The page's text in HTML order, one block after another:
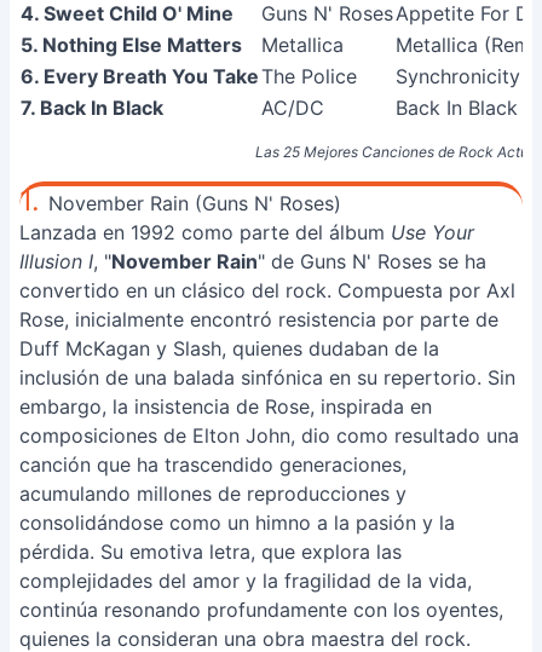
Las 25 Mejores Canciones de Rock
4. Sweet Child O' Mine
Guns N' RosesAppetite For
5. Nothing Else Matters
Metallica
Metallica
6. Every Breath You TakeThe Police
Synchronicity
7. Back In Black
AC/DC Back In Black
1. November Rain (Guns N' Roses)
Lanzada en 1992 como parte del álbum Use Your
Illusion I, "November Rain" de Guns N' Roses se ha
convertido en un clásico del rock. Compuesta por Axl
Rose, inicialmente encontró resistencia por parte de
Duff McKagan y Slash, quienes dudaban de la
inclusión de una balada sinfónica en su repertorio. Sin
embargo, la insistencia de Rose, inspirada en
composiciones de Elton John, dio como resultado una
canción que ha trascendido generaciones,
acumulando millones de reproducciones y
consolidándose como un himno a la pasión y la
pérdida. Su emotiva letra, que explora las
complejidades del amor y la fragilidad de la vida,
continúa resonando profundamente con los oyentes,
quienes la consideran una obra maestra del rock.